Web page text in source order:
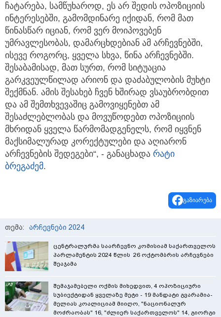
ჩატარება, სამწუხაროდ, ეს არ შედის ოპოზიციის
ინტერესებში, გამომდინარე იქიდან, რომ მათ
წინასწარ იციან, რომ ვერ მოიპოვებენ
უმრავლესობას, დამარცხდებიან ამ არჩევნებში,
ისევე როგორც, ყველა სხვა, წინა არჩევნებში.
შესაბამისად, მათ სურთ, რომ სიტუაცია
გარკვეულწილად არიონ და დაძაბულობის მუხტი
შექმნან. ამის შესახებ ჩვენ ხშირად ვსაუბრობდით
და ამ შემთხვევაშიც გამოვიყენებთ ამ
შესაძლებლობას და მოვუწოდებთ ოპოზიციის
მხრიდან ყველა წარმომადგენელს, რომ იყვნენ
მაქსიმალურად კორექტულები და აღიარონ
არჩევნების შედეგები“, - განაცხადა რატი
ბრეგაძემ.
გაზიარება
თემა: არჩევნები 2024
ცენტრალურმა საარჩევნო კომისიამ საქართველოს
პარლამენტის 2024 წლის 26 ოქტომბრის არჩევნები
შეაჯამა
შემაჯამებელი ოქმის მიხედვით, 4 ოპოზიციური
სუბიექტიდან ყველაზე მეტი - 19 მანდატი გვარამია-
მელიას კოალიციამ მიიღო, "ნაციონალურ
მოძრაობას" 16, "ძლიერ საქართველოს" 14, გიორგი